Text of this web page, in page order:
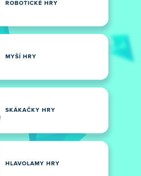
ROBOTICKÉ HRY
MYŠÍ HRY
SKÁKAČKY HRY
HLAVOLAMY HRY